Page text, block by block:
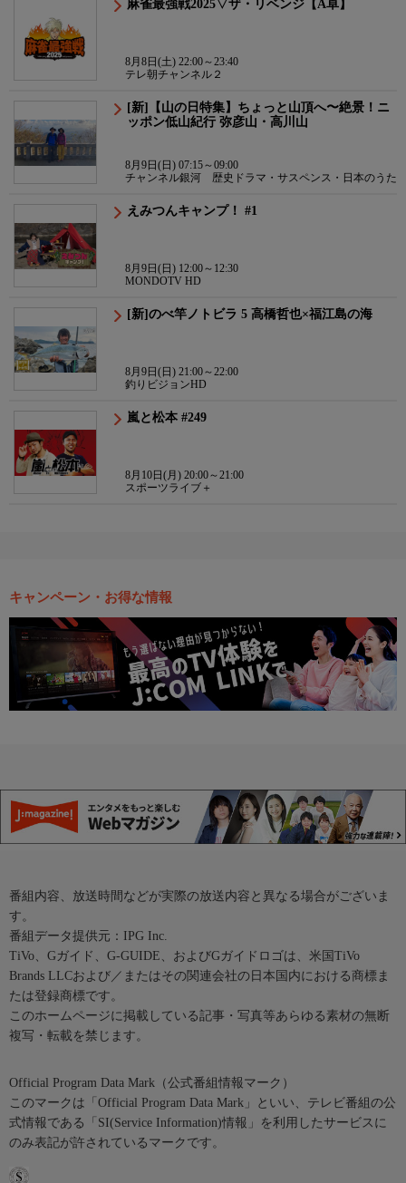
麻雀最強戦2025▽ザ・リベンジ【A卓】
8月8日(土) 22:00～23:40
テレ朝チャンネル２
[新]【山の日特集】ちょっと山頂へ〜絶景！ニ
ッポン低山紀行 弥彦山・高川山
8月9日(日) 07:15～09:00
チャンネル銀河 歴史ドラマ・サスペンス・日本のうた
えみつんキャンプ！ #1
8月9日(日) 12:00～12:30
MONDOTV HD
[新]のべ竿ノトビラ 5 高橋哲也×福江島の海
8月9日(日) 21:00～22:00
釣りビジョンHD
嵐と松本 #249
8月10日(月) 20:00～21:00
スポーツライブ＋
キャンペーン・お得な情報
番組内容、放送時間などが実際の放送内容と異なる場合がございま
す。
番組データ提供元：IPG Inc.
TiVo、Gガイド、G-GUIDE、およびGガイドロゴは、米国TiVo
Brands LLCおよび／またはその関連会社の日本国内における商標ま
たは登録商標です。
このホームページに掲載している記事・写真等あらゆる素材の無断
複写・転載を禁じます。
Official Program Data Mark（公式番組情報マーク）
このマークは「Official Program Data Mark」といい、テレビ番組の公
式情報である「SI(Service Information)情報」を利用したサービスに
のみ表記が許されているマークです。